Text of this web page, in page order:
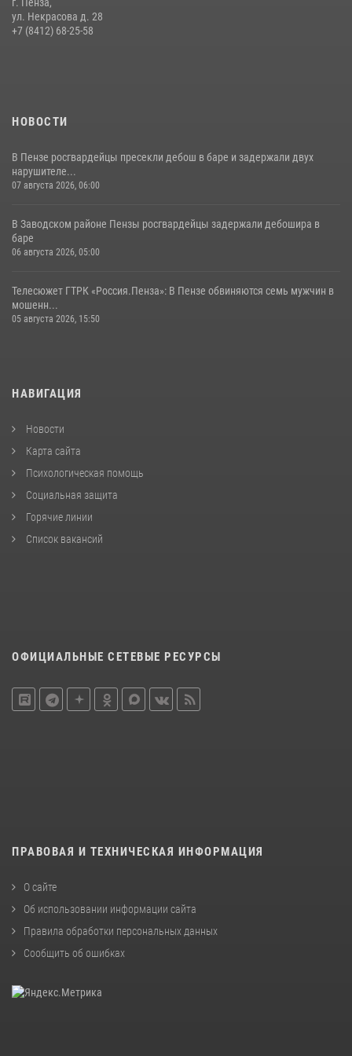
Начальник Управления Росгвардии по Пензенской области Павел
Пучков посетил 55-й Всероссийский Лермонтовский праздник
г. Пенза,
ул. Некрасова д. 28
+7 (8412) 68-25-58
НОВОСТИ
В Пензе росгвардейцы пресекли дебош в баре и задержали двух
нарушителе...
07 августа 2026, 06:00
В Заводском районе Пензы росгвардейцы задержали дебошира в
баре
06 августа 2026, 05:00
Телесюжет ГТРК «Россия.Пенза»: В Пензе обвиняются семь мужчин в
мошенн...
05 августа 2026, 15:50
НАВИГАЦИЯ
Новости
Карта сайта
Психологическая помощь
Социальная защита
Горячие линии
Список вакансий
ОФИЦИАЛЬНЫЕ СЕТЕВЫЕ РЕСУРСЫ
ПРАВОВАЯ И ТЕХНИЧЕСКАЯ ИНФОРМАЦИЯ
О сайте
Об использовании информации сайта
Правила обработки персональных данных
Сообщить об ошибках